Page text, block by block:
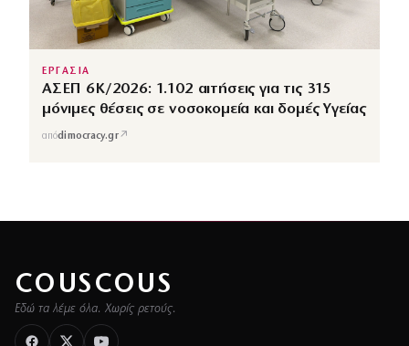
ΕΡΓΑΣΙΑ
ΑΣΕΠ 6Κ/2026: 1.102 αιτήσεις για τις 315
μόνιμες θέσεις σε νοσοκομεία και δομές Υγείας
απόdimocracy.gr↗
COUSCOUS
Εδώ τα λέμε όλα. Χωρίς ρετούς.